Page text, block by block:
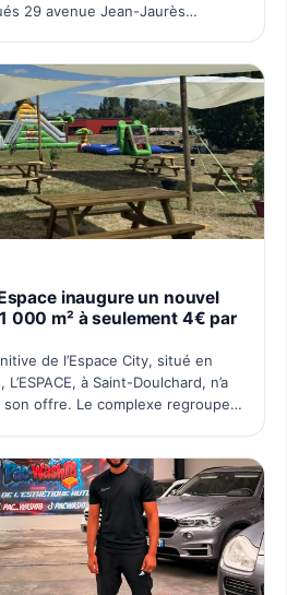
29 avenue Jean-Jaurès
inaugure un nouvel
000 m² à seulement 4€ par
de l’Espace City, situé en
à Saint-Doulchard, n’a
offre. Le complexe regroupe